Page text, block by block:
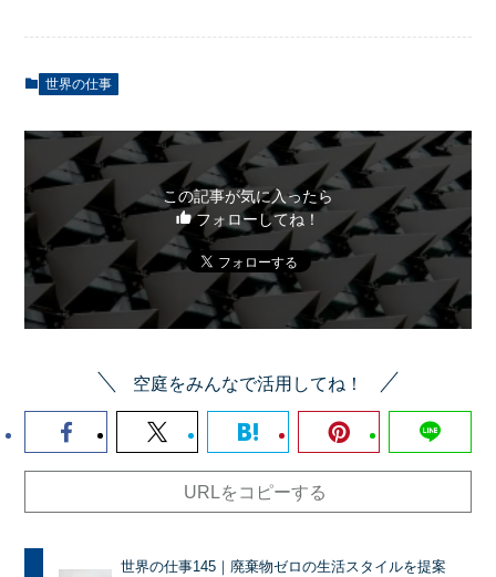
世界の仕事
この記事が気に入ったら
フォローしてね！
空庭をみんなで活用してね！
URLをコピーする
世界の仕事145｜廃棄物ゼロの生活スタイルを提案